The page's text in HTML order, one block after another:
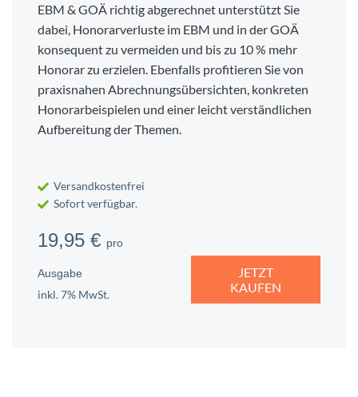
EBM & GOÄ richtig abgerechnet unterstützt Sie
dabei, Honorarverluste im EBM und in der GOÄ
konsequent zu vermeiden und bis zu 10 % mehr
Honorar zu erzielen. Ebenfalls profitieren Sie von
praxisnahen Abrechnungsübersichten, konkreten
Honorarbeispielen und einer leicht verständlichen
Aufbereitung der Themen.
Versandkostenfrei
Sofort verfügbar.
19,95 € pro
Ausgabe
inkl. 7% MwSt.
JETZT
KAUFEN